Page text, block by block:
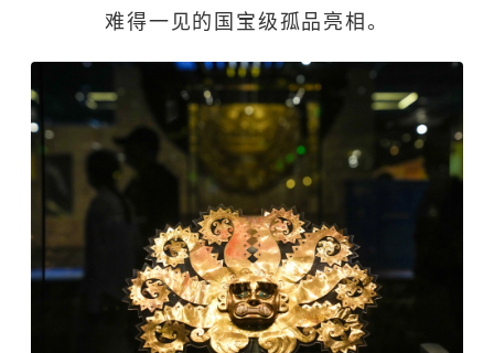
难得一见的国宝级孤品亮相。